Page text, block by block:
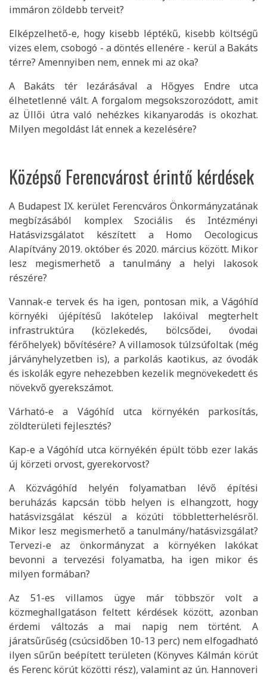
immáron zöldebb terveit?
Elképzelhető-e, hogy kisebb léptékű, kisebb költségű
vizes elem, csobogó - a döntés ellenére - kerül a Bakáts
térre? Amennyiben nem, ennek mi az oka?
A Bakáts tér lezárásával a Hőgyes Endre utca
élhetetlenné vált. A forgalom megsokszorozódott, amit
az Üllői útra való nehézkes kikanyarodás is okozhat.
Milyen megoldást lát ennek a kezelésére?
Középső Ferencvárost érintő kérdések
A Budapest IX. kerület Ferencváros Önkormányzatának
megbízásából komplex Szociális és Intézményi
Hatásvizsgálatot készített a Homo Oecologicus
Alapítvány 2019. október és 2020. március között. Mikor
lesz megismerhető a tanulmány a helyi lakosok
részére?
Vannak-e tervek és ha igen, pontosan mik, a Vágóhíd
környéki újépítésű lakótelep lakóival megterhelt
infrastruktúra (közlekedés, bölcsődei, óvodai
férőhelyek) bővítésére? A villamosok túlzsúfoltak (még
járványhelyzetben is), a parkolás kaotikus, az óvodák
és iskolák egyre nehezebben kezelik megnövekedett és
növekvő gyerekszámot.
Várható-e a Vágóhíd utca környékén parkosítás,
zöldterületi fejlesztés?
Kap-e a Vágóhíd utca környékén épült több ezer lakás
új körzeti orvost, gyerekorvost?
A Közvágóhíd helyén folyamatban lévő építési
beruházás kapcsán több helyen is elhangzott, hogy
hatásvizsgálat készül a közúti többletterhelésről.
Mikor lesz megismerhető a tanulmány/hatásvizsgálat?
Tervezi-e az önkormányzat a környéken lakókat
bevonni a tervezési folyamatba, ha igen mikor és
milyen formában?
Az 51-es villamos ügye már többször volt a
közmeghallgatáson feltett kérdések között, azonban
érdemi változás a mai napig nem történt. A
járatsűrűség (csúcsidőben 10-13 perc) nem elfogadható
ilyen sűrűn beépített területen (Könyves Kálmán körút
és Ferenc körút közötti rész), valamint az ún. Hannoveri